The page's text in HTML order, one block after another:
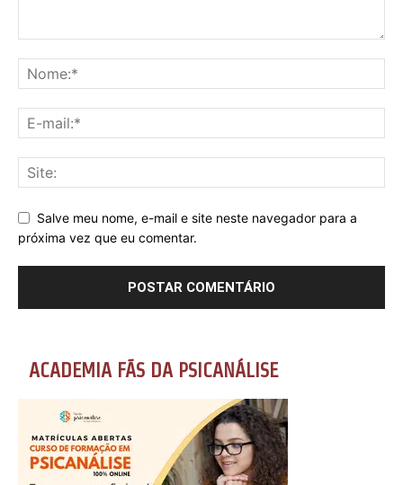
Salve meu nome, e-mail e site neste navegador para a
próxima vez que eu comentar.
ACADEMIA FÃS DA PSICANÁLISE